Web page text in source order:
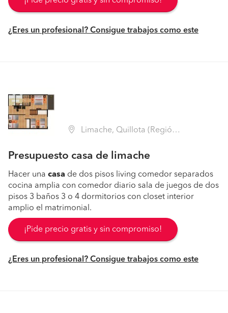
¿Eres un profesional? Consigue trabajos como este
Limache, Quillota (Región V Valparaíso - Quillota)
Presupuesto casa de limache
Hacer una casa de dos pisos living comedor separados
cocina amplia con comedor diario sala de juegos de dos
pisos 3 baños 3 o 4 dormitorios con closet interior
amplio el matrimonial.
¡Pide precio gratis y sin compromiso!
¿Eres un profesional? Consigue trabajos como este